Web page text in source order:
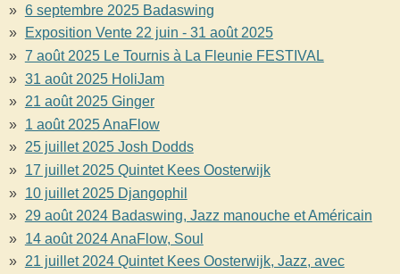
6 septembre 2025 Badaswing
Exposition Vente 22 juin - 31 août 2025
7 août 2025 Le Tournis à La Fleunie FESTIVAL
31 août 2025 HoliJam
21 août 2025 Ginger
1 août 2025 AnaFlow
25 juillet 2025 Josh Dodds
17 juillet 2025 Quintet Kees Oosterwijk
10 juillet 2025 Djangophil
29 août 2024 Badaswing, Jazz manouche et Américain
14 août 2024 AnaFlow, Soul
21 juillet 2024 Quintet Kees Oosterwijk, Jazz, avec